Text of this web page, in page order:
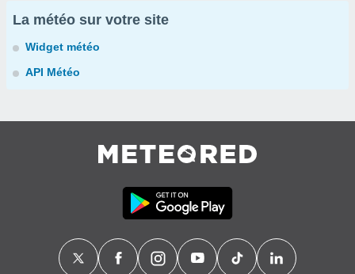
La météo sur votre site
Widget météo
API Météo